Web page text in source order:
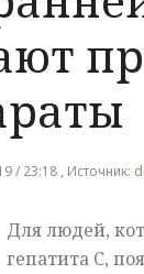
/ 23:18 ,
Для людей,
гепатита С,